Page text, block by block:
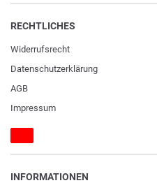
RECHTLICHES
Widerrufs­recht
Daten­schutz­erklärung
AGB
Impressum
INFORMATIONEN